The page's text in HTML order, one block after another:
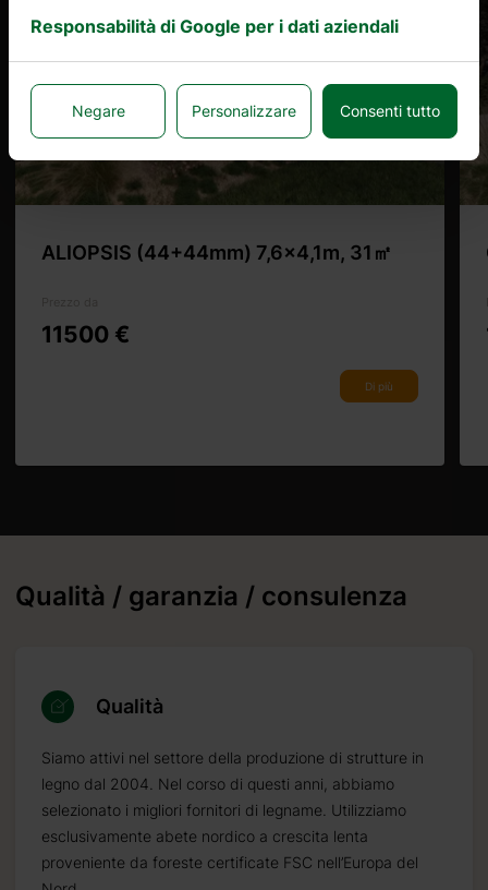
ALIOPSIS (44+44mm) 7,6×4,1m, 31㎡
11500 €
Di più
Qualità / garanzia / consulenza
Qualità
Siamo attivi nel settore della produzione di strutture in
legno dal 2004. Nel corso di questi anni, abbiamo
selezionato i migliori fornitori di legname. Utilizziamo
esclusivamente abete nordico a crescita lenta
proveniente da foreste certificate FSC nell’Europa del
Responsabilità di Google per i dati aziendali
Negare Personalizzare Consenti tutto